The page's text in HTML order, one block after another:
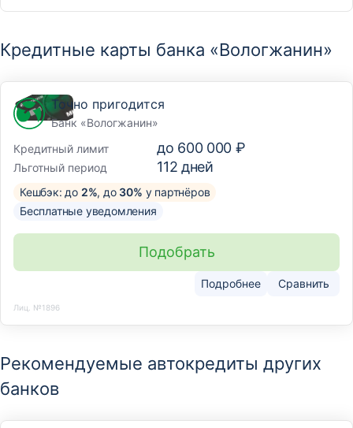
Кредитные карты банка «Вологжанин»
Точно пригодится
Банк «Вологжанин»
Кредитный лимит
до 600 000 ₽
Льготный период 112 дней
Кешбэк: до 2%, до 30% у партнёров
Бесплатные уведомления
Подробнее Сравнить
Подобрать
Лиц. №1896
Рекомендуемые автокредиты других
банков